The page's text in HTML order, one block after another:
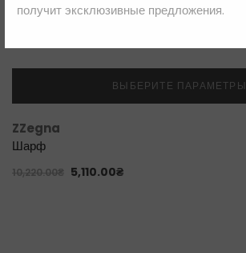
получит эксклюзивные предложения.
ВЫБЕРИТЕ ПАРАМЕТРЫ
ZZegna
Шарф
10,220.00₴ 5,110.00₴